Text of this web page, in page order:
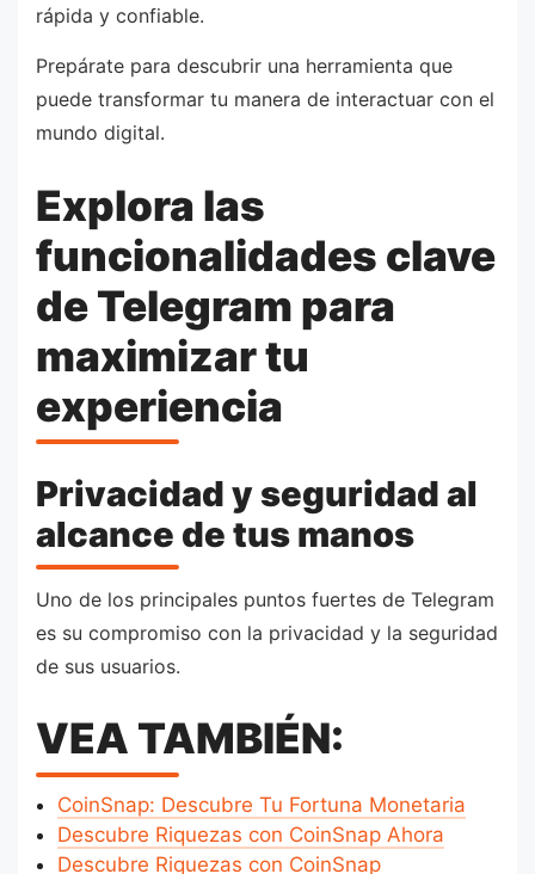
rápida y confiable.
Prepárate para descubrir una herramienta que
puede transformar tu manera de interactuar con el
mundo digital.
Explora las
funcionalidades clave
de Telegram para
maximizar tu
experiencia
Privacidad y seguridad al
alcance de tus manos
Uno de los principales puntos fuertes de Telegram
es su compromiso con la privacidad y la seguridad
de sus usuarios.
VEA TAMBIÉN:
CoinSnap: Descubre Tu Fortuna Monetaria
Descubre Riquezas con CoinSnap Ahora
Descubre Riquezas con CoinSnap